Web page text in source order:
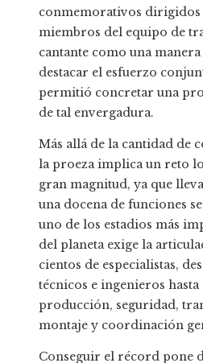
conmemorativos dirigidos
miembros del equipo de
cantante como una manera
destacar el esfuerzo
permitió concretar una
de tal envergadura.
Más allá de la cantidad de
la proeza implica un reto
gran magnitud, ya que
una docena de funciones
uno de los estadios más
del planeta exige la
cientos de especialistas,
técnicos e ingenieros hasta
producción, seguridad,
montaje y coordinación
Conseguir el récord pone